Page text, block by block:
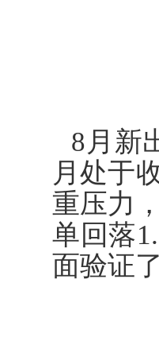
8月新
月处于
重压力
单回落
面验证